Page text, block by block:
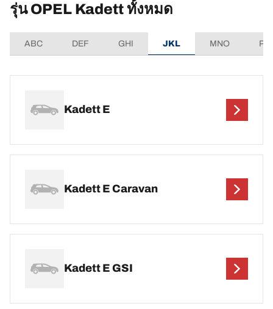
รุ่น OPEL Kadett ทั้งหมด
ABC DEF GHI JKL MNO
Kadett E
Kadett E Caravan
Kadett E GSI